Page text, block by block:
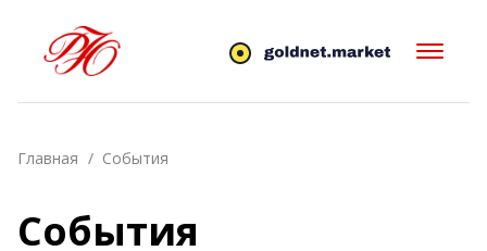
Главная События
События